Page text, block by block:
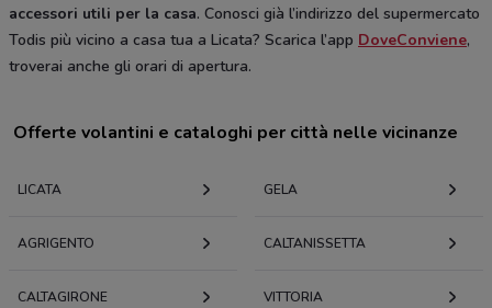
accessori utili per la casa. Conosci già l’indirizzo del supermercato
Todis più vicino a casa tua a Licata? Scarica l’app DoveConviene,
troverai anche gli orari di apertura.
Offerte volantini e cataloghi per città nelle vicinanze
LICATA GELA
AGRIGENTO CALTANISSETTA
CALTAGIRONE VITTORIA